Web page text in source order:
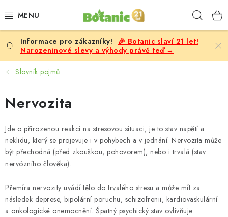
na
PREMIUM
DOPLŇKY STRAVY
CÍLE
POTRAVINY, NÁPOJE
SLEVY, AKCE
ŽENY
🎉 Botanic slaví 21 let!
Narozeninové slevy a výhody právě teď →
Slovník pojmů
Nervozita
Jde o přirozenou reakci na stresovou situaci, je to stav napětí a
neklidu, který se projevuje i v pohybech a v jednání. Nervozita může
být přechodná (před zkouškou, pohovorem), nebo i trvalá (stav
nervózního člověka).
Přemíra nervozity uvádí tělo do trvalého stresu a může mít za
následek deprese, bipolární poruchu, schizofrenii, kardiovaskulární
a onkologické onemocnění. Špatný psychický stav ovlivňuje